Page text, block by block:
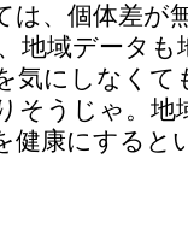
は、個体差が
地域データも
気にしなく
そうじゃ。地
健康にすると